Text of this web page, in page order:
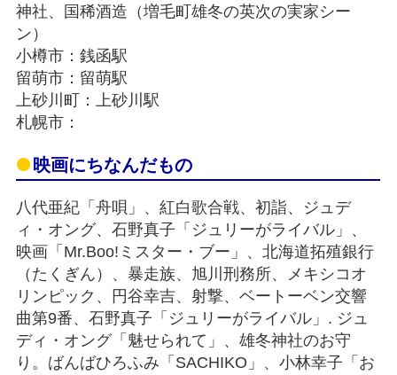
神社、国稀酒造（増毛町雄冬の英次の実家シー
ン）
小樽市：銭函駅
留萌市：留萌駅
上砂川町：上砂川駅
札幌市：
映画にちなんだもの
八代亜紀「舟唄」、紅白歌合戦、初詣、ジュデ
ィ・オング、石野真子「ジュリーがライバル」、
映画「Mr.Boo!ミスター・ブー」、北海道拓殖銀行
（たくぎん）、暴走族、旭川刑務所、メキシコオ
リンピック、円谷幸吉、射撃、ベートーベン交響
曲第9番、石野真子「ジュリーがライバル」. ジュ
ディ・オング「魅せられて」、雄冬神社のお守
り。ばんばひろふみ「SACHIKO」、小林幸子「お